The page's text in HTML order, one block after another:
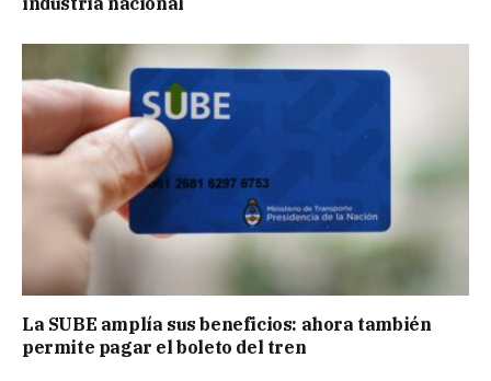
La SUBE amplía sus beneficios: ahora también
permite pagar el boleto del tren